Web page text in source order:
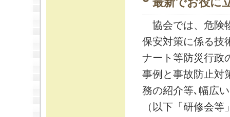
協会では、危険
保安対策に係る技
ナート等防災行政
事例と事故防止対
務の紹介等､幅広
（以下「研修会